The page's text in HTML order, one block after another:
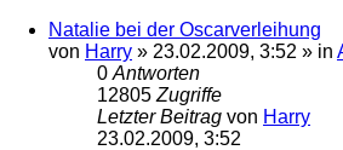
Natalie bei der Oscarverleihung
von Harry » 23.02.2009, 3:52 » in
0 Antworten
12805 Zugriffe
Letzter Beitrag von Harry
23.02.2009, 3:52